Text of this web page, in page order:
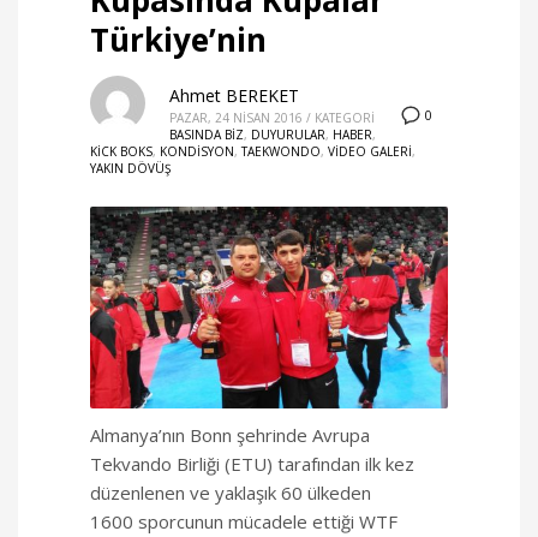
Türkiye’nin
0
Ahmet BEREKET
PAZAR, 24 NISAN 2016 / KATEGORI
BASINDA BIZ, DUYURULAR, HABER,
KICK BOKS, KONDISYON,TAEKWONDO, VIDEO GALERI,
YAKIN DÖVÜŞ
Almanya’nın Bonn şehrinde Avrupa
Tekvando Birliği (ETU) tarafından ilk kez
düzenlenen ve yaklaşık 60 ülkeden
1600 sporcunun mücadele ettiği WTF